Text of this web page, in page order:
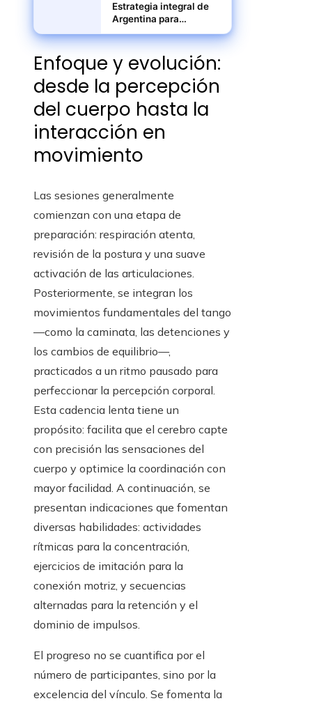
Estrategia integral de
Argentina para
fortalecer producción
audiovisual y sectores
creativos
Enfoque y evolución:
desde la percepción
del cuerpo hasta la
interacción en
movimiento
Las sesiones generalmente
comienzan con una etapa de
preparación: respiración atenta,
revisión de la postura y una suave
activación de las articulaciones.
Posteriormente, se integran los
movimientos fundamentales del tango
—como la caminata, las detenciones y
los cambios de equilibrio—,
practicados a un ritmo pausado para
perfeccionar la percepción corporal.
Esta cadencia lenta tiene un
propósito: facilita que el cerebro capte
con precisión las sensaciones del
cuerpo y optimice la coordinación con
mayor facilidad. A continuación, se
presentan indicaciones que fomentan
diversas habilidades: actividades
rítmicas para la concentración,
ejercicios de imitación para la
conexión motriz, y secuencias
alternadas para la retención y el
dominio de impulsos.
El progreso no se cuantifica por el
número de participantes, sino por la
excelencia del vínculo. Se fomenta la